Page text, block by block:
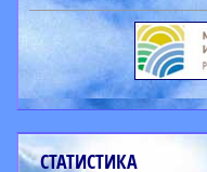
СТАТИСТИКА